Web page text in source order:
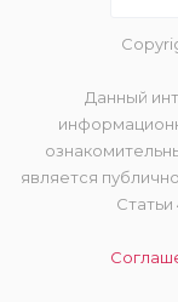
Данный
является